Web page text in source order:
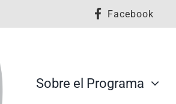
Facebook
Sobre el Programa